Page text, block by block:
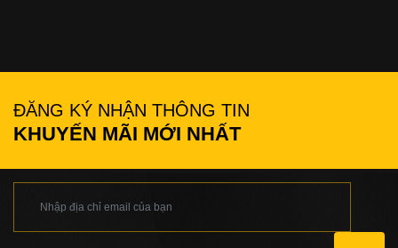
ĐĂNG KÝ NHẬN THÔNG TIN
KHUYẾN MÃI MỚI NHẤT